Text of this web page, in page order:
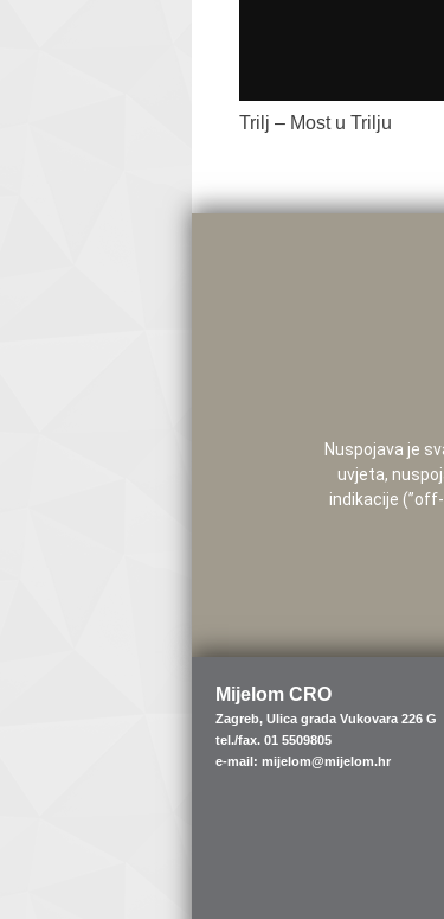
Trilj – Most u Trilju
Nuspojava je
uvjeta,
indikacije
Mijelom CRO
Zagreb, Ulica grada Vukovara 226 G
tel./fax. 01 5509805
e-mail: mijelom@mijelom.hr